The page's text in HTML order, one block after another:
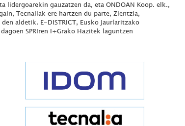
lidergoarekin gauzatzen da, eta ONDOAN Koop. elk.,
Tecnaliak ere hartzen du parte, Zientzia,
aldetik. E-DISTRICT, Eusko Jaurlaritzako
SPRIren I+Grako Hazitek laguntzen